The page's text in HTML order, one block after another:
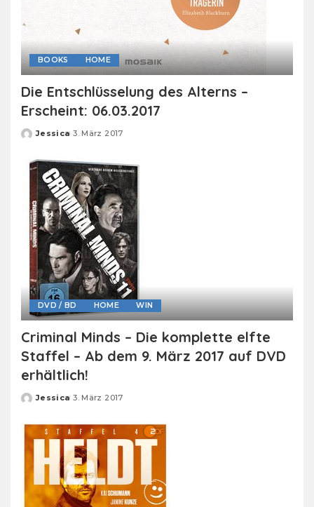
BOOKS HOME
Die Entschlüsselung des Alterns –
Erscheint: 06.03.2017
Posted
Jessica 3. März 2017
DVD / BD HOME WIN
Criminal Minds – Die komplette elfte
Staffel – Ab dem 9. März 2017 auf DVD
erhältlich!
Posted
Jessica 3. März 2017